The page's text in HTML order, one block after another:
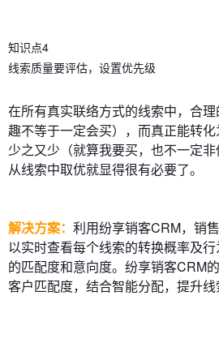
知识点4
线索质量要评估，设置优先级
在所有真实联络方式的线索中，合
趣不等于一定会买），而真正能转
少之又少（就算我要买，也不一定
从线索中取优就显得很有必要了。
解决方案： 利用纷享销客CRM，销
以实时查看每个线索的转换概率及
的匹配度和意向度。纷享销客CRM
客户匹配度，结合智能分配，提升线